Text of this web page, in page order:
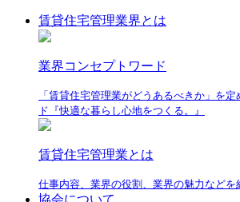
賃貸住宅管理業界とは
業界コンセプトワード
「賃貸住宅管理業がどうあるべきか」を
ド『快適な暮らし心地をつくる。』
賃貸住宅管理業とは
仕事内容、業界の役割、業界の魅力などを
協会について